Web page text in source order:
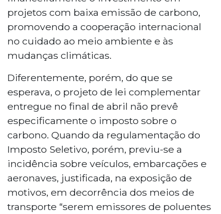
projetos com baixa emissão de carbono,
promovendo a cooperação internacional
no cuidado ao meio ambiente e às
mudanças climáticas.
Diferentemente, porém, do que se
esperava, o projeto de lei complementar
entregue no final de abril não prevê
especificamente o imposto sobre o
carbono. Quando da regulamentação do
Imposto Seletivo, porém, previu-se a
incidência sobre veículos, embarcações e
aeronaves, justificada, na exposição de
motivos, em decorrência dos meios de
transporte “serem emissores de poluentes